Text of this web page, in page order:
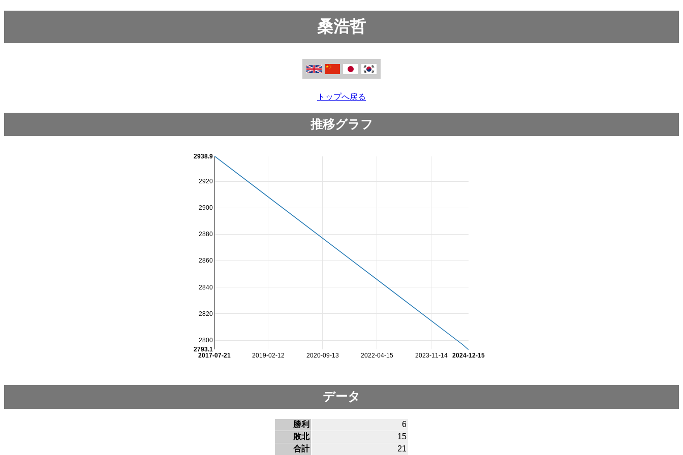
桑浩哲
トップへ戻る
推移グラフ
2019-02-12 2020-09-13 2022-04-15 2023-11-14
2017-07-21 2024-12-15
2800
2820
2840
2860
2880
2900
2920
2793.1
2938.9
データ
勝利
6
敗北
15
合計
21